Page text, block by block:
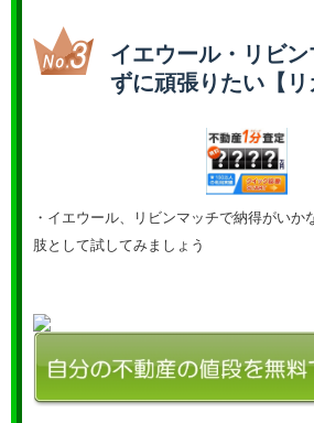
イエウール・リビ
ずに頑張りたい【リ
・イエウール、リビンマッチで納得がいか
肢として試してみましょう